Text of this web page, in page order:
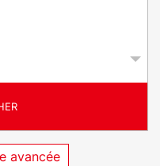
avancée